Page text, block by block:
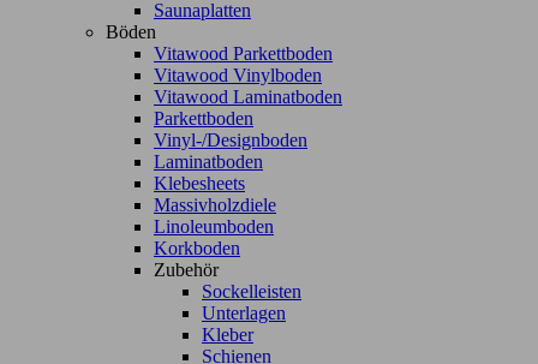
Saunaplatten
Böden
Vitawood Parkettboden
Vitawood Vinylboden
Vitawood Laminatboden
Parkettboden
Vinyl-/Designboden
Laminatboden
Klebesheets
Massivholzdiele
Linoleumboden
Korkboden
Zubehör
Sockelleisten
Unterlagen
Kleber
Schienen